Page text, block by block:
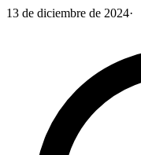
13 de diciembre de 2024·